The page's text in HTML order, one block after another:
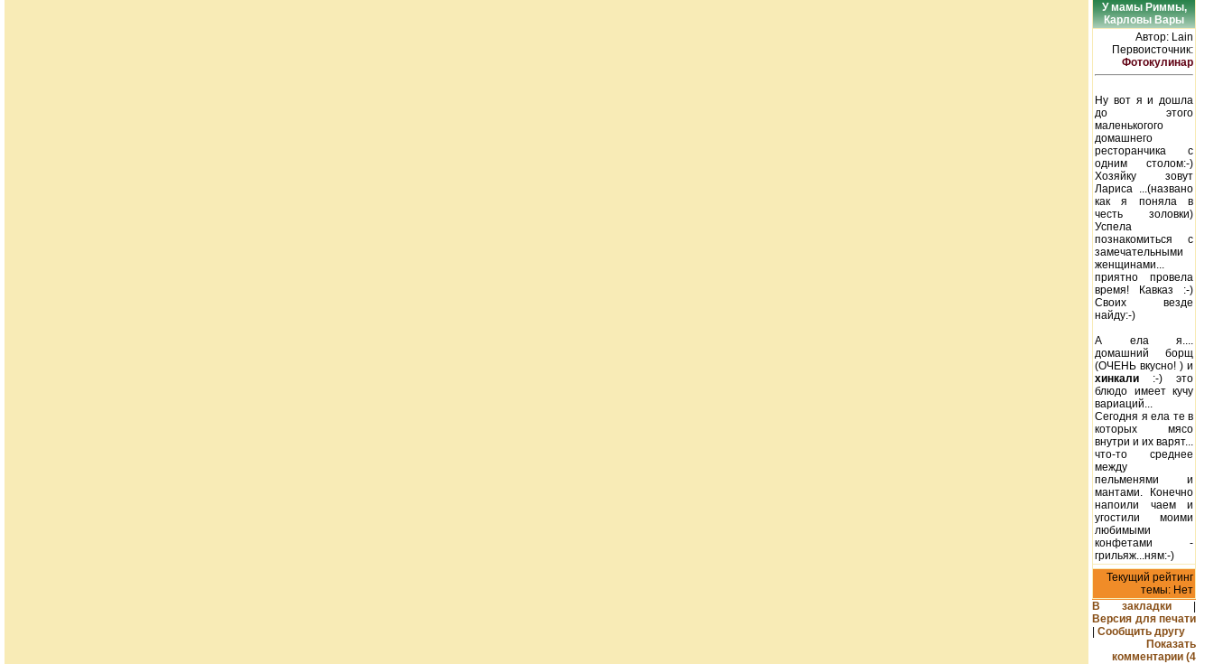
У мамы Риммы,
Карловы Вары
Автор: Lain
Первоисточник:
Фотокулинар
Ну вот я и дошла
до этого
маленькогого
домашнего
ресторанчика с
одним столом:-)
Хозяйку зовут
Лариса ...(названо
как я поняла в
честь золовки)
Успела
познакомиться с
замечательными
женщинами...
приятно провела
время! Кавказ :-)
Своих везде
найду:-)
А ела я....
домашний борщ
(ОЧЕНЬ вкусно! ) и
хинкали :-) это
блюдо имеет кучу
вариаций...
Сегодня я ела те в
которых мясо
внутри и их варят...
что-то среднее
между
пельменями и
мантами. Конечно
напоили чаем и
угостили моими
любимыми
конфетами -
грильяж...ням:-)
Текущий рейтинг
темы: Нет
В закладки
Версия для печати
Сообщить другу
Показать
комментарии (4